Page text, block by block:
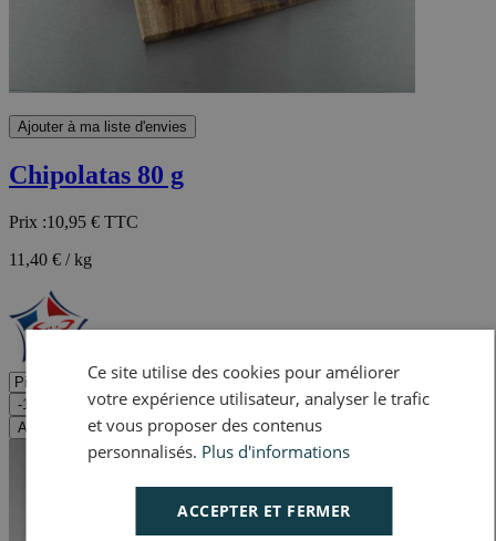
Ajouter à ma liste d'envies
Chipolatas 80 g
Prix :10,95 € TTC
11,40 € / kg
-1
+1
Ajouter au panier
Ce site utilise des cookies pour améliorer
votre expérience utilisateur, analyser le trafic
et vous proposer des contenus
personnalisés. Plus d'informations
ACCEPTER ET FERMER